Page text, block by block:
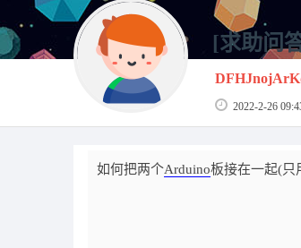
[求助问
2022-2-26
如何把两个Arduino板接在一起(只